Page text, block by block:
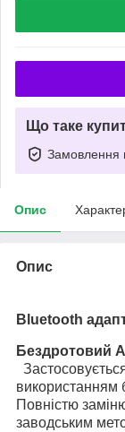
Що таке
Замовлення
Опис
Опис
Bluetooth
Бездротовий
використанням
Повністю
заводським